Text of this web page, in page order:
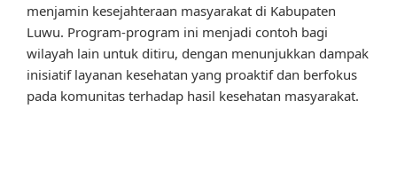
menjamin kesejahteraan masyarakat di Kabupaten
Luwu. Program-program ini menjadi contoh bagi
wilayah lain untuk ditiru, dengan menunjukkan dampak
inisiatif layanan kesehatan yang proaktif dan berfokus
pada komunitas terhadap hasil kesehatan masyarakat.